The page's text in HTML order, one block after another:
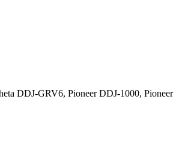
DDJ-GRV6, Pioneer DDJ-1000, Pioneer